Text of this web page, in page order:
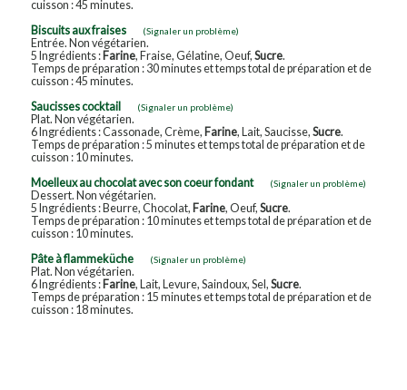
cuisson : 45 minutes.
Biscuits aux fraises
(Signaler un problème)
Entrée. Non végétarien.
5 Ingrédients : Farine, Fraise, Gélatine, Oeuf, Sucre.
Temps de préparation : 30 minutes et temps total de préparation et de
cuisson : 45 minutes.
Saucisses cocktail
(Signaler un problème)
Plat. Non végétarien.
6 Ingrédients : Cassonade, Crème, Farine, Lait, Saucisse, Sucre.
Temps de préparation : 5 minutes et temps total de préparation et de
cuisson : 10 minutes.
Moelleux au chocolat avec son coeur fondant
(Signaler un problème)
Dessert. Non végétarien.
5 Ingrédients : Beurre, Chocolat, Farine, Oeuf, Sucre.
Temps de préparation : 10 minutes et temps total de préparation et de
cuisson : 10 minutes.
Pâte à flammeküche
(Signaler un problème)
Plat. Non végétarien.
6 Ingrédients : Farine, Lait, Levure, Saindoux, Sel, Sucre.
Temps de préparation : 15 minutes et temps total de préparation et de
cuisson : 18 minutes.